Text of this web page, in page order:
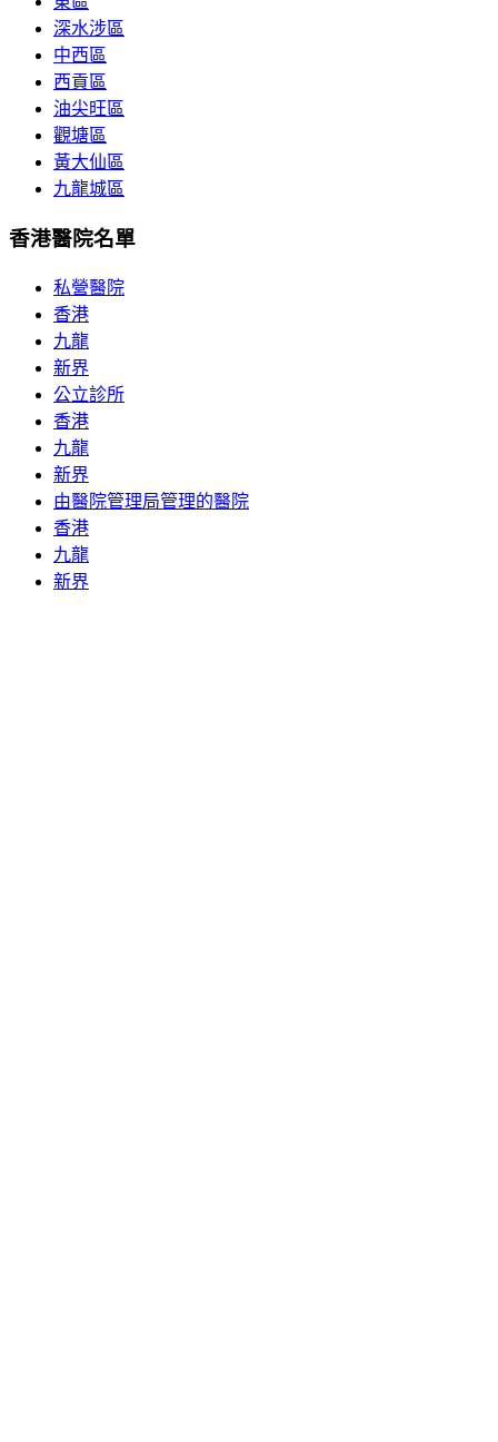
深水涉區
中西區
西貢區
油尖旺區
觀塘區
黃大仙區
九龍城區
香港醫院名單
私營醫院
香港
九龍
新界
公立診所
香港
九龍
新界
由醫院管理局管理的醫院
香港
九龍
新界